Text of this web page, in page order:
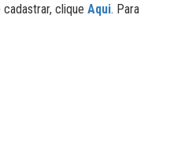
clique Aqui. Para